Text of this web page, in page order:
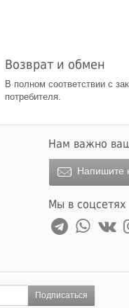
Возврат и обмен
В полном соответствии с
потребителя.
Нам важно
Напишите
Мы в соцсетях
Подписаться